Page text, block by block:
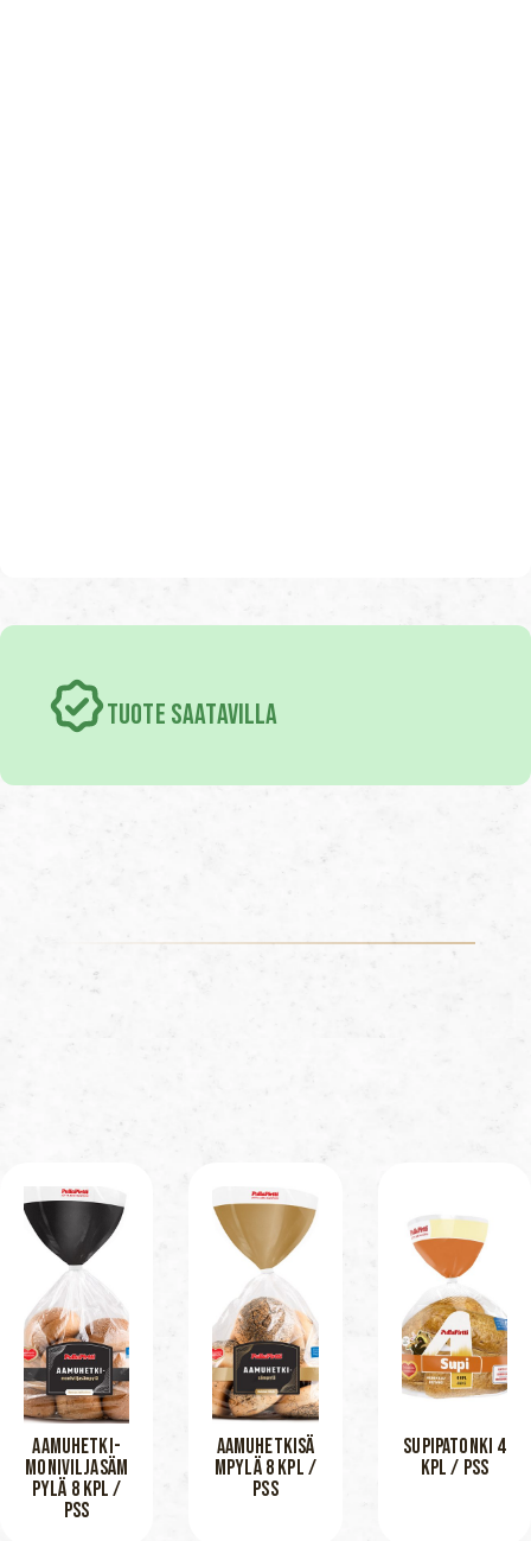
TUOTE SAATAVILLA
AAMUHETKI-
MONIVILJASÄM
PYLÄ 8 KPL /
PSS
AAMUHETKISÄ
MPYLÄ 8 KPL /
PSS
SUPIPATONKI 4
KPL / PSS